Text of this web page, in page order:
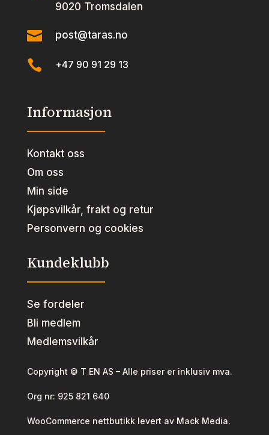
9020 Tromsdalen
 post@taras.no
 +47 90 91 29 13
Informasjon
Kontakt oss
Om oss
Min side
Kjøpsvilkår, frakt og retur
Personvern og cookies
Kundeklubb
Se fordeler
Bli medlem
Medlemsvilkår
Copyright © T EN AS – Alle priser er inklusiv mva.
Org nr: 925 821 640
WooCommerce nettbutikk levert av Mack Media.